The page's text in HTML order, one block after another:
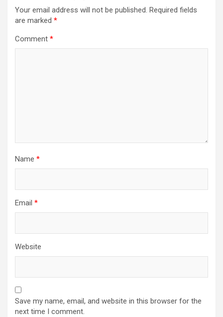
Your email address will not be published. Required fields
are marked *
Comment *
Name *
Email *
Website
Save my name, email, and website in this browser for the
next time I comment.